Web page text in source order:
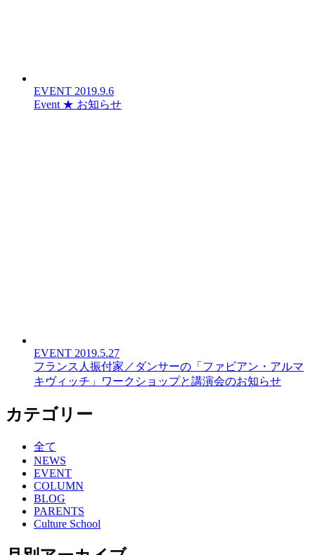
EVENT 2019.9.6
Event ★ お知らせ
EVENT 2019.5.27
フランス人振付家／ダンサーの「ファビアン・アルマ
キヴィッチ」ワークショップと講演会のお知らせ
カテゴリー
全て
NEWS
EVENT
COLUMN
BLOG
PARENTS
Culture School